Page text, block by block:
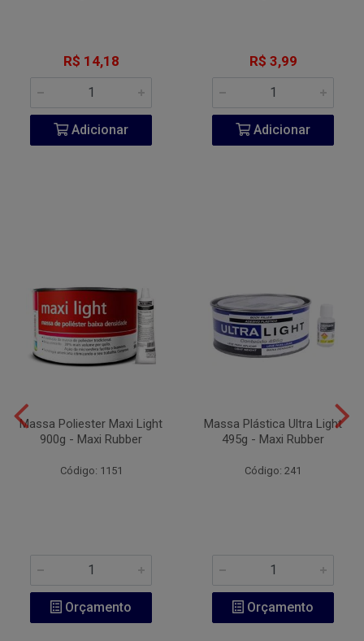
R$ 14,18
Adicionar
R$ 3,99
Adicionar
Massa Poliester Maxi Light
900g - Maxi Rubber
Código: 1151
Orçamento
Massa Plástica Ultra Light
495g - Maxi Rubber
Código: 241
Orçamento